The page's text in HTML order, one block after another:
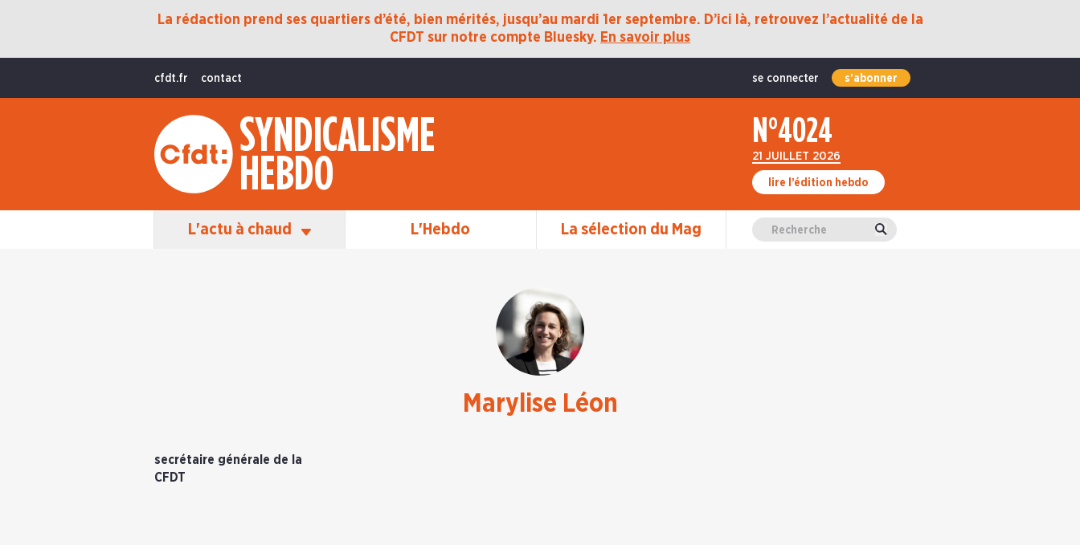
La rédaction prend ses quartiers d’été, bien mérités, jusqu’au mardi 1er septembre. D’ici là, retrouvez l’actualité de la
CFDT sur notre compte Bluesky. En savoir plus
cfdt.fr contact se connecter s'abonner
SYNDICALISME
HEBDO
N°4024
21 JUILLET 2026
lire l’édition hebdo
L'actu à chaud
Protection Sociale
International
La Vie De La CFDT
Les Équipes En Action L'Hebdo La sélection du Mag Valider
Marylise Léon
secrétaire générale de la
CFDT